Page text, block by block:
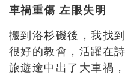
車禍重傷 左眼失明
搬到洛杉磯後，我找
很好的教會，活躍在
旅遊途中出了大車禍